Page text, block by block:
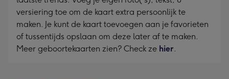
versiering toe om de kaart extra persoonlijk te
maken. Je kunt de kaart toevoegen aan je favorieten
of tussentijds opslaan om deze later af te maken.
Meer geboortekaarten zien? Check ze hier.